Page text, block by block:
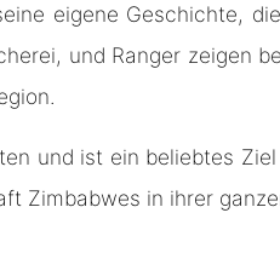
eigene Geschichte,
und Ranger zeigen
und ist ein beliebtes
Zimbabwes in ihrer